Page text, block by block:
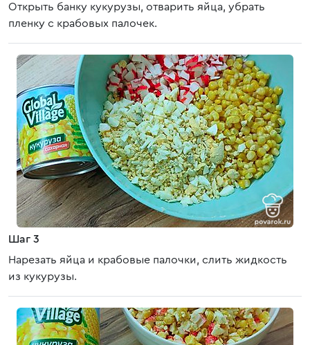
Открыть банку кукурузы, отварить яйца, убрать
пленку с крабовых палочек.
Шаг 3
Нарезать яйца и крабовые палочки, слить жидкость
из кукурузы.